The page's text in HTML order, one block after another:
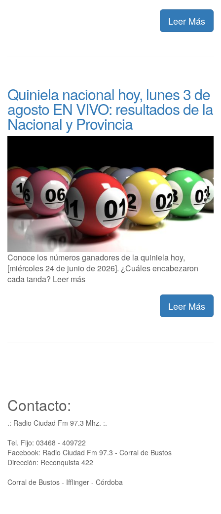
Leer Más
Quiniela nacional hoy, lunes 3 de
agosto EN VIVO: resultados de la
Nacional y Provincia
Conoce los números ganadores de la quiniela hoy,
[miércoles 24 de junio de 2026]. ¿Cuáles encabezaron
cada tanda? Leer más
Leer Más
Contacto:
.: Radio Ciudad Fm 97.3 Mhz. :.
Tel. Fijo: 03468 - 409722
Facebook: Radio Ciudad Fm 97.3 - Corral de Bustos
Dirección: Reconquista 422
Corral de Bustos - Ifflinger - Córdoba